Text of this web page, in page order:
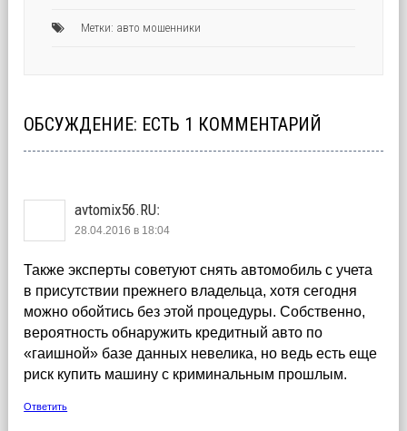
Метки: авто мошенники
ОБСУЖДЕНИЕ: ЕСТЬ 1 КОММЕНТАРИЙ
avtomix56.RU:
28.04.2016 в 18:04
Также эксперты советуют снять автомобиль с учета
в присутствии прежнего владельца, хотя сегодня
можно обойтись без этой процедуры. Собственно,
вероятность обнаружить кредитный авто по
«гаишной» базе данных невелика, но ведь есть еще
риск купить машину с криминальным прошлым.
Ответить